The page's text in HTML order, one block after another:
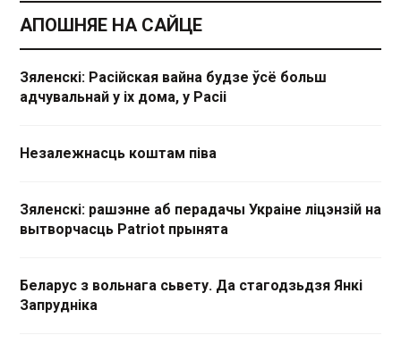
АПОШНЯЕ НА САЙЦЕ
Зяленскі: Расійская вайна будзе ўсё больш
адчувальнай у іх дома, у Расіі
Незалежнасць коштам піва
Зяленскі: рашэнне аб перадачы Украіне ліцэнзій на
вытворчасць Patriot прынята
Беларус з вольнага сьвету. Да стагодзьдзя Янкі
Запрудніка